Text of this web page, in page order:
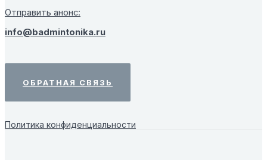
Отправить анонс:
info@badmintonika.ru
ОБРАТНАЯ СВЯЗЬ
Политика конфиденциальности